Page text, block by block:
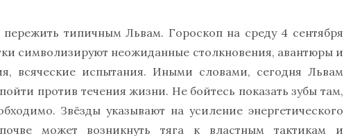
типичным Львам. Гороскоп на среду 4 сентября
символизируют неожиданные столкновения, авантюры и
всяческие испытания. Иными словами, сегодня Львам
против течения жизни. Не бойтесь показать зубы там,
Звёзды указывают на усиление энергетического
может возникнуть тяга к властным тактикам и